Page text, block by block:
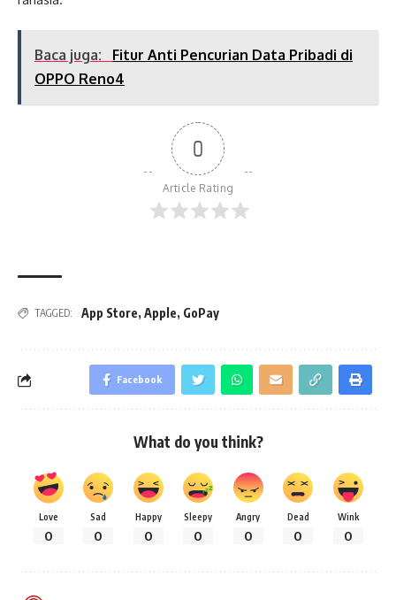
Baca juga:
Fitur Anti Pencurian Data Pribadi di
OPPO Reno4
0
Article Rating
TAGGED: App Store, Apple, GoPay
Facebook
What do you think?
Love
0
Sad
0
Happy
0
Sleepy
0
Angry
0
Dead
0
Wink
0